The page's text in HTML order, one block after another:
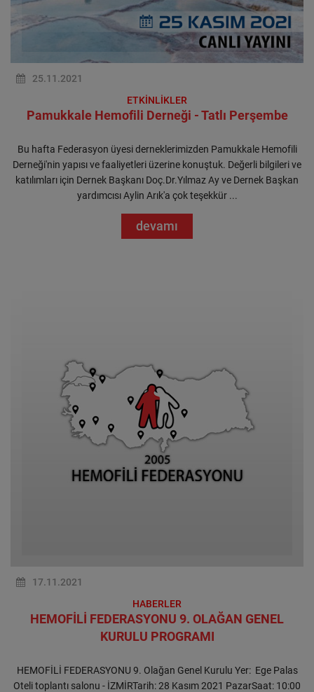
25.11.2021
ETKİNLİKLER
Pamukkale Hemofili Derneği - Tatlı Perşembe
Bu hafta Federasyon üyesi derneklerimizden Pamukkale Hemofili
Derneği'nin yapısı ve faaliyetleri üzerine konuştuk. Değerli bilgileri ve
katılımları için Dernek Başkanı Doç.Dr.Yılmaz Ay ve Dernek Başkan
yardımcısı Aylin Arık'a çok teşekkür ...
devamı
17.11.2021
HABERLER
HEMOFİLİ FEDERASYONU 9. OLAĞAN GENEL
KURULU PROGRAMI
HEMOFİLİ FEDERASYONU 9. Olağan Genel Kurulu Yer: Ege Palas
Oteli toplantı salonu - İZMİRTarih: 28 Kasım 2021 PazarSaat: 10:00